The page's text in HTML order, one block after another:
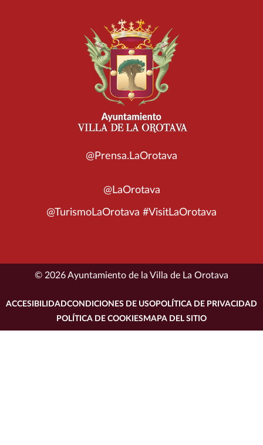
@Prensa.LaOrotava
@LaOrotava
@TurismoLaOrotava #VisitLaOrotava
© 2026 Ayuntamiento de la Villa de La Orotava
ACCESIBILIDADCONDICIONES DE USO POLÍTICA DE PRIVACIDAD
POLÍTICA DE COOKIESMAPA DEL SITIO